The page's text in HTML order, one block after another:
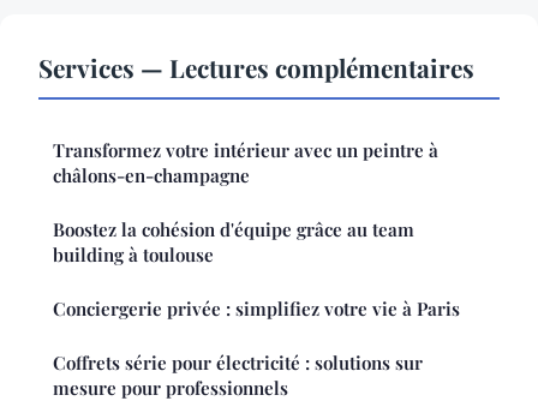
Services — Lectures complémentaires
Transformez votre intérieur avec un peintre à
châlons-en-champagne
Boostez la cohésion d'équipe grâce au team
building à toulouse
Conciergerie privée : simplifiez votre vie à Paris
Coffrets série pour électricité : solutions sur
mesure pour professionnels